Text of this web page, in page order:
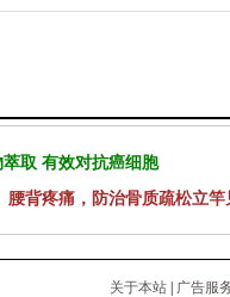
取 有效对抗癌细胞
背疼痛，防治骨质疏松立竿
关于本站 | 广告服